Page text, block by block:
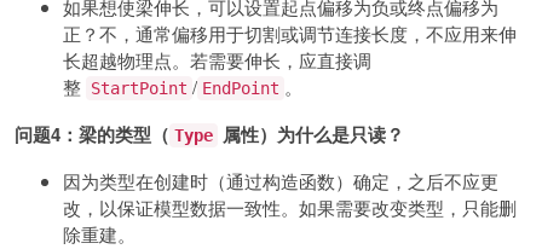
如果想使梁伸长，可以设置起点偏移为负或终点偏移为
正？不，通常偏移用于切割或调节连接长度，不应用来伸
长超越物理点。若需要伸长，应直接调
整 StartPoint / EndPoint 。
问题4：梁的类型（ Type 属性）为什么是只读？
因为类型在创建时（通过构造函数）确定，之后不应更
改，以保证模型数据一致性。如果需要改变类型，只能删
除重建。